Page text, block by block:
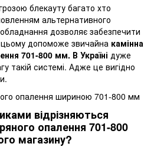
блекауту багато хто
альтернативного
дозволяє забезпечити
цьому допоможе звичайна камінна
701-800 мм. В Україні дуже
такій системі. Адже це вигідно
відрізняються
опалення 701-800
магазину?